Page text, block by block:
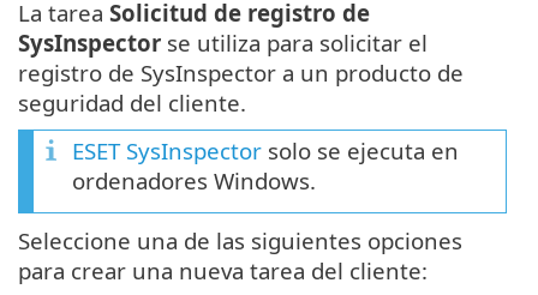
La tarea Solicitud de registro de
SysInspector se utiliza para solicitar el
registro de SysInspector a un producto de
seguridad del cliente.
ESET SysInspector solo se ejecuta en
ordenadores Windows.
Seleccione una de las siguientes opciones
para crear una nueva tarea del cliente: